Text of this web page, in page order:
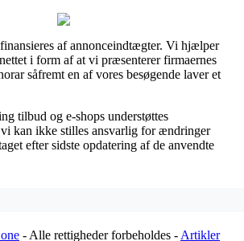
af annonceindtægter. Vi hjælper
i form af at vi præsenterer firmaernes
såfremt en af vores besøgende laver et
tilbud og e-shops understøttes
kan ikke stilles ansvarlig for ændringer
efter sidste opdatering af de anvendte
- Alle rettigheder forbeholdes - Artikler